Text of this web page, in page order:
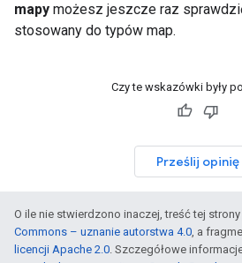
mapy możesz jeszcze raz
stosowany do typów map.
Czy te wskazówki były
Prześlij opinię
O ile nie stwierdzono inaczej, treść tej
Commons – uznanie autorstwa 4.0, a
licencji Apache 2.0. Szczegółowe